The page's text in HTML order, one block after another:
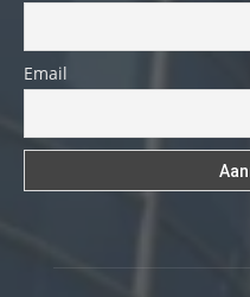
Email